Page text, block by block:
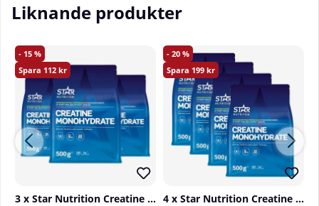
Liknande produkter
15
112
3 x Star Nutrition Creatine Monohydrate, 500 g
20
199
4 x Star Nutrition Creatine Monohydrate, 500 g